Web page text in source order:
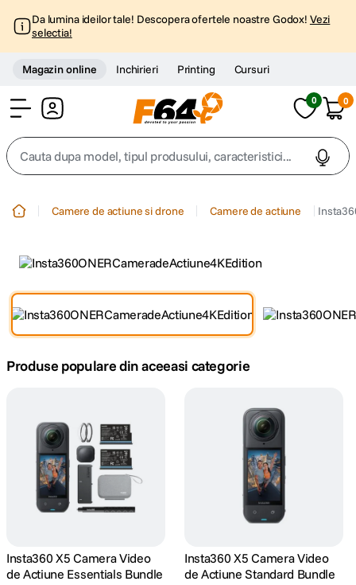
Da lumina ideilor tale! Descopera ofertele noastre Godox! Vezi
selectia!
Magazin online Inchirieri Printing Cursuri
0 0
Cauta dupa model, tipul produsului, caracteristici...
3. trepied telefon
6. lavaliera
7. card memorie
8 . dji mic mini
10. insta 360
Camere de actiune si drone Camere de actiune
Produse populare din aceeasi categorie
Insta360 X5 Camera Video
de Actiune Essentials Bundle
Insta360 X5 Camera Video
de Actiune Standard Bundle